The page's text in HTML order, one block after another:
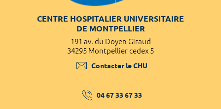
CENTRE HOSPITALIER UNIVERSITAIRE
DE MONTPELLIER
191 av. du Doyen Giraud
34295 Montpellier cedex 5
Contacter le CHU
04 67 33 67 33